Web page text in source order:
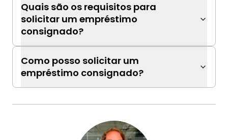
Quais são os requisitos para
solicitar um empréstimo
consignado?
Como posso solicitar um
empréstimo consignado?